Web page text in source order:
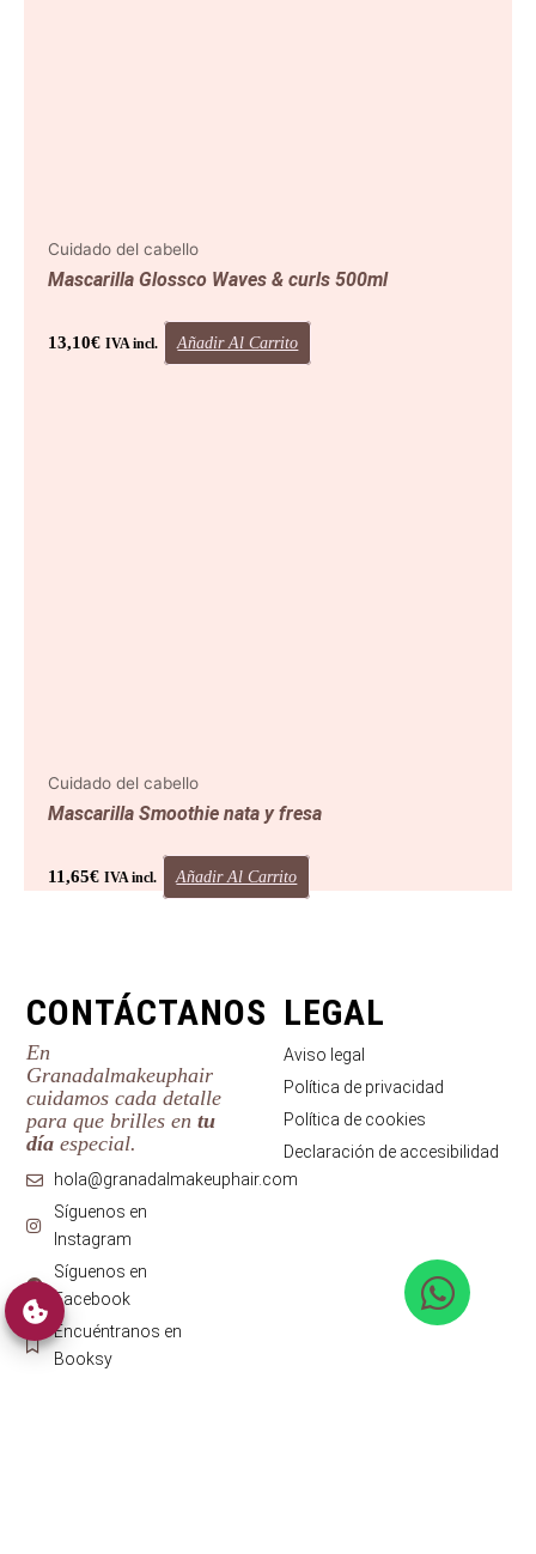
Cuidado del cabello
Mascarilla Glossco Waves & curls 500ml
13,10€ IVA incl. Añadir Al Carrito
Cuidado del cabello
Mascarilla Smoothie nata y fresa
11,65€ IVA incl. Añadir Al Carrito
CONTÁCTANOS
En
Granadalmakeuphair
cuidamos cada detalle
para que brilles entu
día especial.
hola@granadalmakeuphair.com
Síguenos en
Instagram
Síguenos en
Facebook
Encuéntranos en
Booksy
LEGAL
Aviso legal
Política de privacidad
Política de cookies
Declaración de accesibilidad